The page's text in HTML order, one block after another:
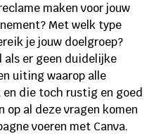
maken voor jouw
Met welk type
je jouw doelgroep?
als er geen duidelijke
uiting waarop alle
die toch rustig en goed
op al deze vragen komen
voeren met Canva.